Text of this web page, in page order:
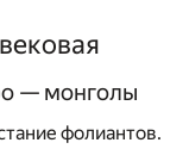
— монголы
фолиантов.